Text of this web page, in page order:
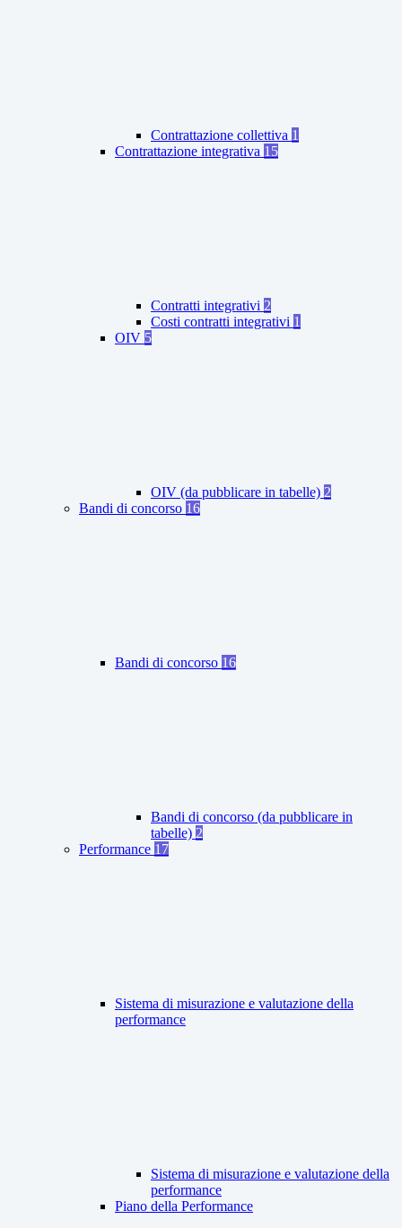
Contrattazione collettiva 1
Contrattazione integrativa 15
Contratti integrativi 2
Costi contratti integrativi 1
OIV 5
OIV (da pubblicare in tabelle) 2
Bandi di concorso 16
Bandi di concorso 16
Bandi di concorso (da pubblicare in
tabelle) 2
Performance 17
Sistema di misurazione e valutazione della
performance
Sistema di misurazione e valutazione della
performance
Piano della Performance